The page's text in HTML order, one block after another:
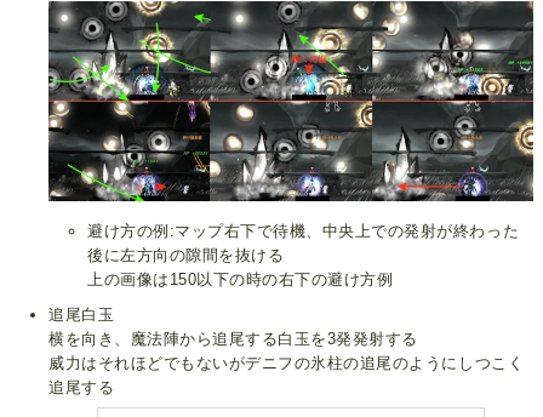
避け方の例:マップ右下で待機、中央上での発射が終わった
後に左方向の隙間を抜ける
上の画像は150以下の時の右下の避け方例
追尾白玉
横を向き、魔法陣から追尾する白玉を3発発射する
威力はそれほどでもないがデニフの氷柱の追尾のようにしつこく
追尾する